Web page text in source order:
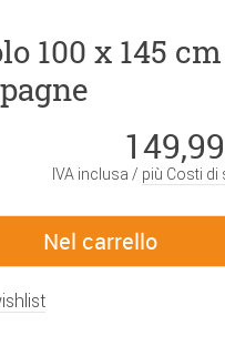
100 x 145 cm
IVA inclusa / più Costi di